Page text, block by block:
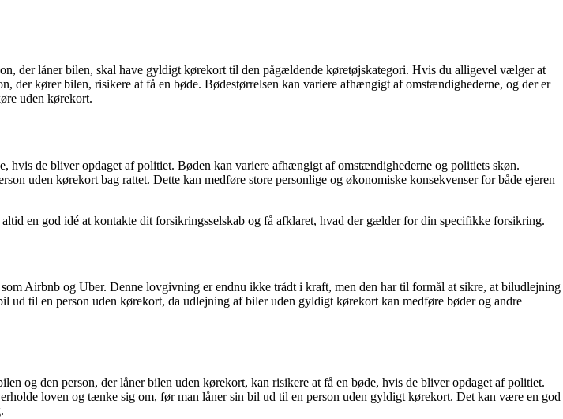
der låner bilen, skal have gyldigt kørekort til den pågældende køretøjskategori. Hvis du alligevel vælger at
der kører bilen, risikere at få en bøde. Bødestørrelsen kan variere afhængigt af omstændighederne, og der er
uden kørekort.
hvis de bliver opdaget af politiet. Bøden kan variere afhængigt af omstændighederne og politiets skøn.
uden kørekort bag rattet. Dette kan medføre store personlige og økonomiske konsekvenser for både ejeren
en god idé at kontakte dit forsikringsselskab og få afklaret, hvad der gælder for din specifikke forsikring.
Airbnb og Uber. Denne lovgivning er endnu ikke trådt i kraft, men den har til formål at sikre, at biludlejning
til en person uden kørekort, da udlejning af biler uden gyldigt kørekort kan medføre bøder og andre
og den person, der låner bilen uden kørekort, kan risikere at få en bøde, hvis de bliver opdaget af politiet.
loven og tænke sig om, før man låner sin bil ud til en person uden gyldigt kørekort. Det kan være en god